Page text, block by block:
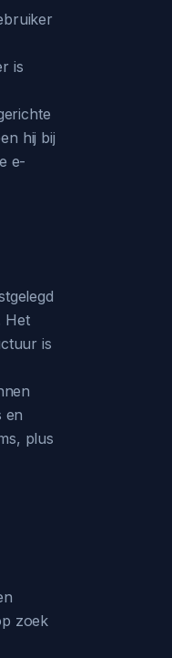
is
hij bij
e-
Het
is
en
plus
zoek